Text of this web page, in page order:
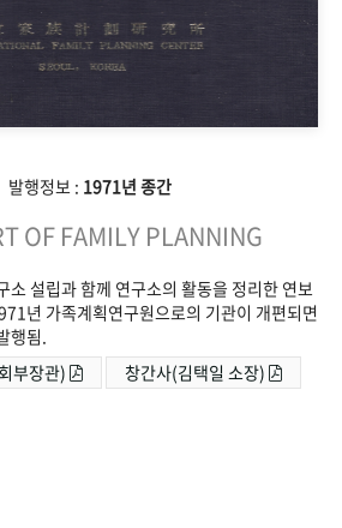
발행정보 : 1971년 종간
OF FAMILY PLANNING
설립과 함께 연구소의 활동을 정리한 연보
년 가족계획연구원으로의 기관이 개편되면
행됨.
부장관)
창간사(김택일 소장)